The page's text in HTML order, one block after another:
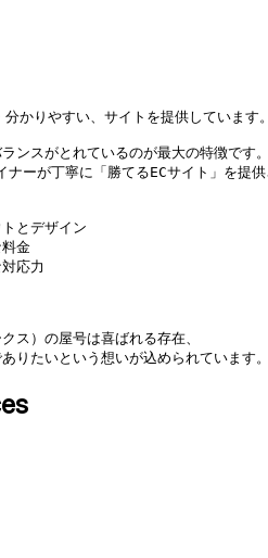
分かりやすい、サイトを提供しています
ンスがとれているのが最大の特徴です
ナーが丁寧に「勝てるECサイト」を提
とデザイン
金
応力
）の屋号は喜ばれる存在、
りたいという想いが込められています